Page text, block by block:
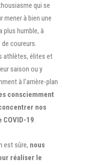
qui se
mener à bien une
plus humble, à
coureurs.
athlètes, élites et
saison ou y
à l'arrière-plan
consciemment
nos
19.
est sûre, nous
réaliser le